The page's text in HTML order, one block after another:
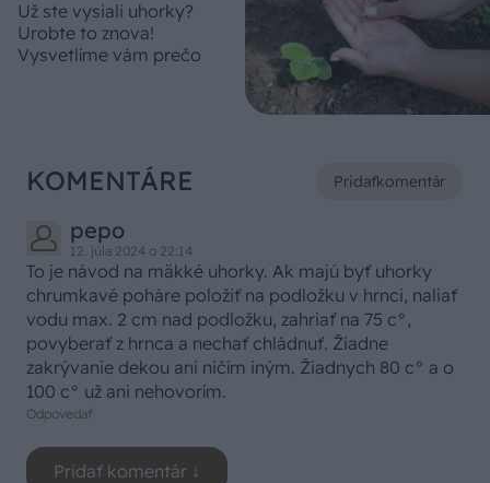
Už ste vysiali uhorky?
Urobte to znova!
Vysvetlíme vám prečo
KOMENTÁRE Pridaťkomentár
pepo
12. júla 2024 o 22:14
To je návod na mäkké uhorky. Ak majú byť uhorky
chrumkavé poháre položiť na podložku v hrnci, naliať
vodu max. 2 cm nad podložku, zahriať na 75 c°,
povyberať z hrnca a nechať chládnuť. Žiadne
zakrývanie dekou ani ničím iným. Žiadnych 80 c° a o
100 c° už ani nehovorím.
Odpovedať